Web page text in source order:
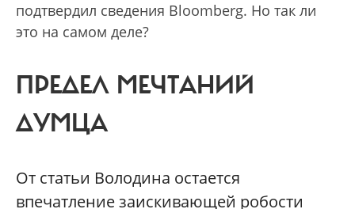
подтвердил сведения Bloomberg. Но так ли
это на самом деле?
ПРЕДЕЛ МЕЧТАНИЙ
ДУМЦА
От статьи Володина остается
впечатление заискивающей робости